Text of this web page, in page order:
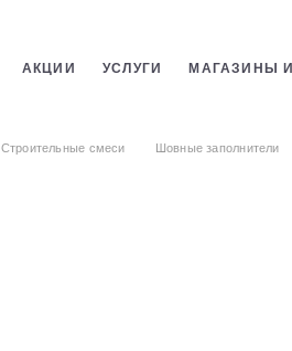
АКЦИИ УСЛУГИ МАГАЗИНЫ
Строительные смеси Шовные заполнители